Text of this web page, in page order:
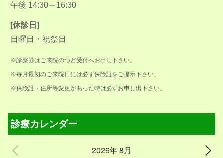
午後 14:30～16:30
[休診日]
日曜日・祝祭日
※診察券はご来院のつど受付へお出し下さい。
※毎月最初のご来院日には必ず保険証をご提示下さい。
※保険証・住所等変更があった時は必ずお申し出下さい。
診療カレンダー
2026年 8月